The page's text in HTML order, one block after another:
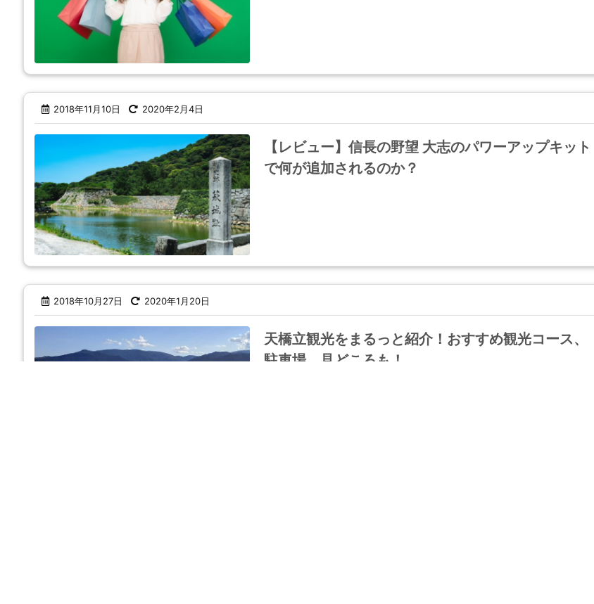
2018年11月10日 2020年2月4日
【レビュー】信長の野望 大志のパワーアップキット
で何が追加されるのか？
2018年10月27日 2020年1月20日
天橋立観光をまるっと紹介！おすすめ観光コース、
駐車場、見どころも！